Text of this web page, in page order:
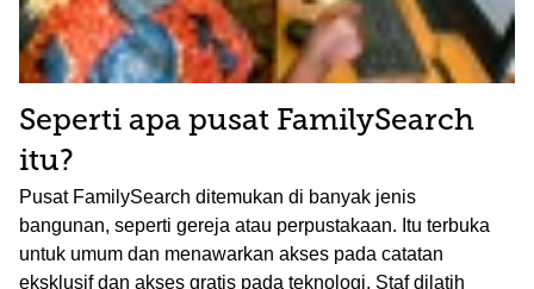
Seperti apa pusat FamilySearch
itu?
Pusat FamilySearch ditemukan di banyak jenis
bangunan, seperti gereja atau perpustakaan. Itu terbuka
untuk umum dan menawarkan akses pada catatan
eksklusif dan akses gratis pada teknologi. Staf dilatih